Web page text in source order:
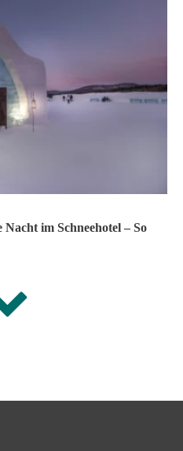
im Schneehotel – So